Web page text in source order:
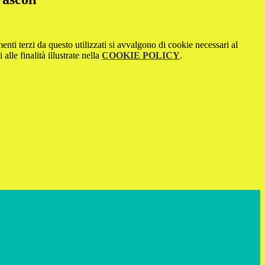
terzi da questo utilizzati si avvalgono di cookie necessari al
alle finalità illustrate nella COOKIE POLICY.